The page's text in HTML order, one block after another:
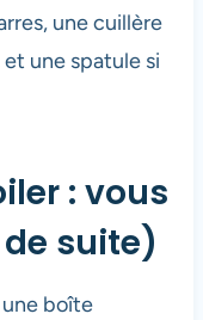
une cuillère
une spatule si
: vous
suite)
une boîte